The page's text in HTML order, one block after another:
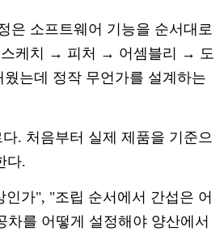
은 소프트웨어 기능을 순서대로
스케치 → 피처 → 어셈블리 → 도
는데 정작 무언가를 설계하는
. 처음부터 실제 제품을 기준으
다.
인가", "조립 순서에서 간섭은 어
차를 어떻게 설정해야 양산에서